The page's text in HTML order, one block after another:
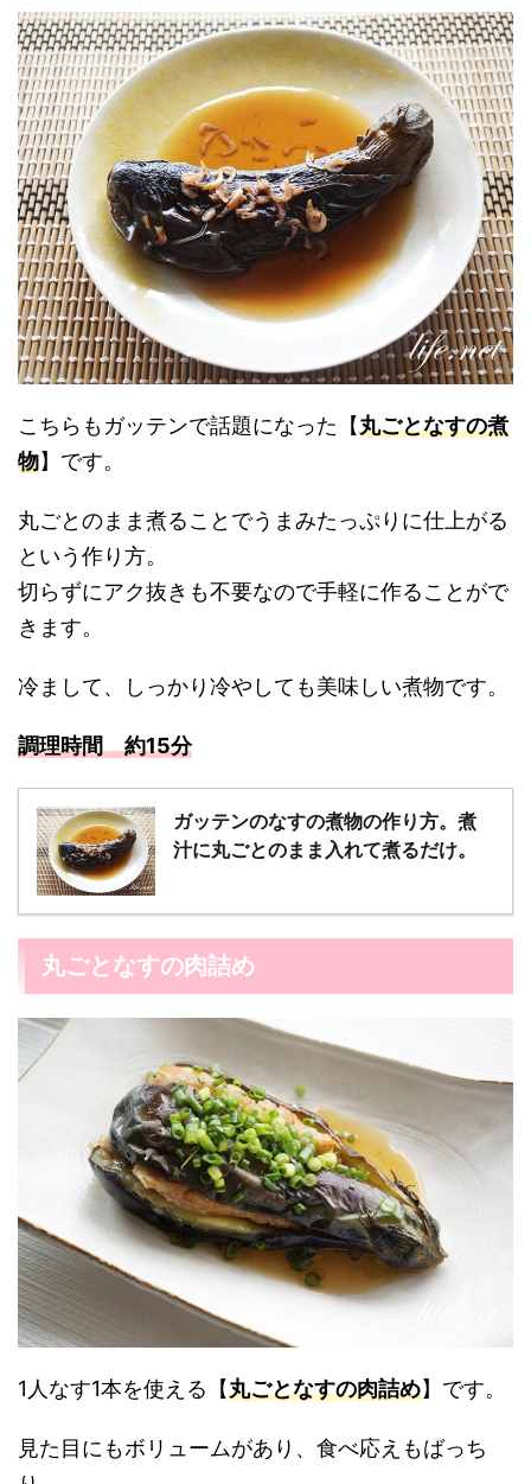
こちらもガッテンで話題になった【丸ごとなすの煮
物】です。
丸ごとのまま煮ることでうまみたっぷりに仕上がる
という作り方。
切らずにアク抜きも不要なので手軽に作ることがで
きます。
冷まして、しっかり冷やしても美味しい煮物です。
調理時間 約15分
ガッテンのなすの煮物の作り方。煮
汁に丸ごとのまま入れて煮るだけ。
丸ごとなすの肉詰め
1人なす1本を使える【丸ごとなすの肉詰め】です。
見た目にもボリュームがあり、食べ応えもばっち